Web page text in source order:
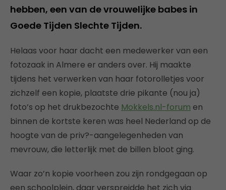
hebben, een van de vrouwelijke babes in
Goede Tijden Slechte Tijden.
Helaas voor haar dacht een medewerker van een
fotozaak in Almere er anders over. Hij maakte
tijdens het verwerken van haar fotorolletjes voor
zichzelf een kopie, plaatste drie pikante (nou ja)
foto’s op het drukbezochte Mokkels.nl-forum en
binnen de kortste keren was heel Nederland op de
hoogte van de priv?-aangelegenheden van
mevrouw, die letterlijk met de billen bloot ging.
Waar zo’n kopie voorheen zou zijn rondgegaan op
een schoolplein, daar verspreidde het zich via